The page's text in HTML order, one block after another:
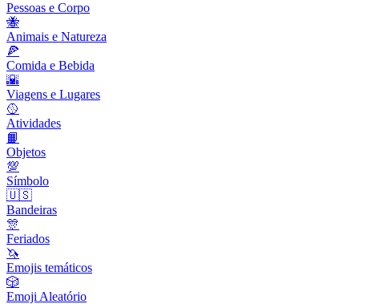
Pessoas e Corpo
🐝
Animais e Natureza
🍕
Comida e Bebida
🌇
Viagens e Lugares
🥎
Atividades
📙
Objetos
💯
Símbolo
🇺🇸
Bandeiras
🎊
Feriados
🦄
Emojis temáticos
🎲
Emoji Aleatório